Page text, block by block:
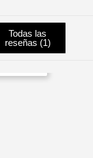
Todas las
reseñas (1)